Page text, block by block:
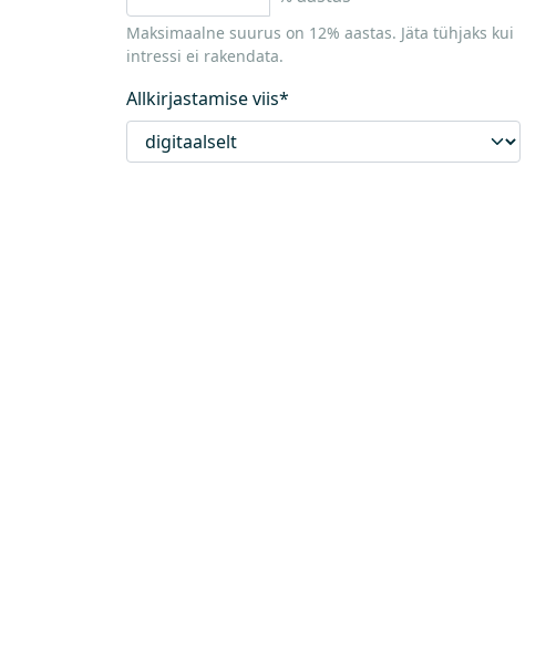
Maksimaalne suurus on 12% aastas. Jäta tühjaks kui
intressi ei rakendata.
Allkirjastamise viis*